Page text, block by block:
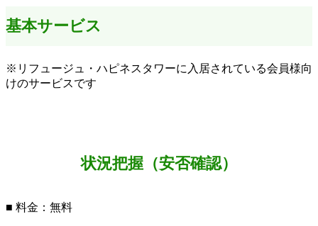
基本サービス
※リフュージュ・ハピネスタワーに入居されている会員様向
けのサービスです
状況把握（安否確認）
■ 料金：無料